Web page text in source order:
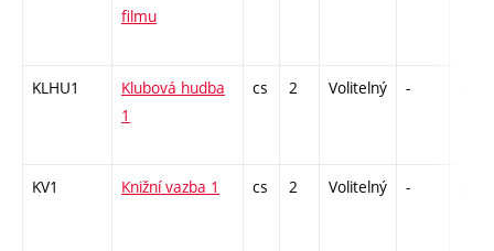
filmu
KLHU1
Klubová hudba
1
cs 2 Volitelný -
KV1 Knižní vazba 1 cs 2 Volitelný -